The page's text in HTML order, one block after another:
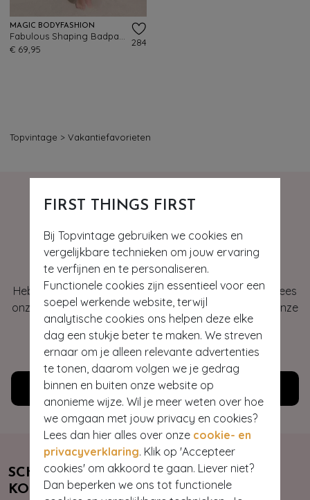
FIRST THINGS FIRST
Bij Topvintage gebruiken we cookies en
vergelijkbare technieken om jouw ervaring
te verfijnen en te personaliseren.
Functionele cookies zijn essentieel voor een
soepel werkende website, terwijl
analytische cookies ons helpen deze elke
dag een stukje beter te maken. We streven
ernaar om je alleen relevante advertenties
te tonen, daarom volgen we je gedrag
binnen en buiten onze website op
anonieme wijze. Wil je meer weten over hoe
we omgaan met jouw privacy en cookies?
Lees dan hier alles over onze cookie- en
privacyverklaring. Klik op 'Accepteer
cookies' om akkoord te gaan. Liever niet?
Dan beperken we ons tot functionele
MAGIC BODYFASHION
€ 69,95
284
Topvintage > Vakantiefavorieten
Hey gorgeous
Heb je vragen of heb je hulp nodig bij je bestelling? Lees
onze veelgestelde vragen of neem contact op met onze
klantenservice. Wij helpen je graag!
WE ZIJN NU OPEN
Klantenservice
SCHRIJF JE NU IN & ONTVANG 10%
KORTING